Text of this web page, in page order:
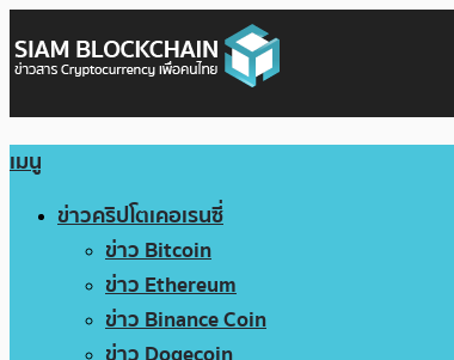
เมนู
ข่าวคริปโตเคอเรนซี่
ข่าว Bitcoin
ข่าว Ethereum
ข่าว Binance Coin